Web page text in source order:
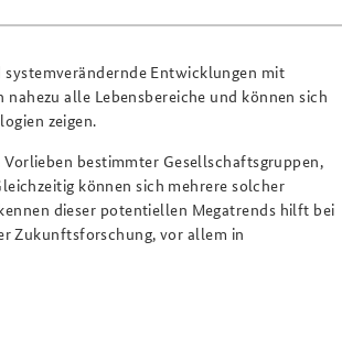
systemverändernde Entwicklungen mit
alle Lebensbereiche und können sich
zeigen.
bestimmter Gesellschaftsgruppen,
können sich mehrere solcher
dieser potentiellen Megatrends hilft bei
Zukunftsforschung, vor allem in